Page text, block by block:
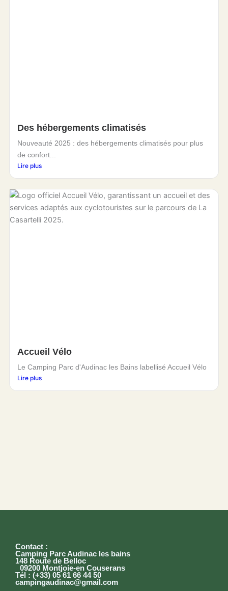
Des hébergements climatisés
Nouveauté 2025 : des hébergements climatisés pour plus
de confort...
Lire plus
Accueil Vélo
Le Camping Parc d'Audinac les Bains labellisé Accueil Vélo
Lire plus
Contact :
Camping Parc Audinac les bains
148 Route de Belloc
09200 Montjoie-en Couserans
Tél : (+33) 05 61 66 44 50
campingaudinac@gmail.com